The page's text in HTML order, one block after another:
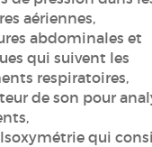
aériennes,
abdominales et
qui suivent les
respiratoires,
de son pour
qui